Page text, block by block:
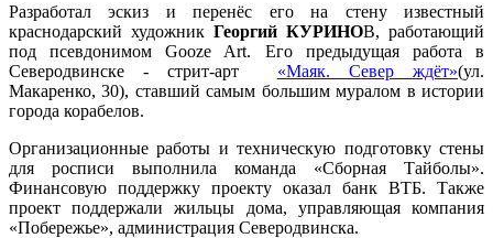
Разработал эскиз и перенёс его на стену известный
краснодарский художник Георгий КУРИНОВ, работающий
под псевдонимом Gooze Art. Его предыдущая работа в
Северодвинске - стрит-арт «Маяк. Север ждёт»(ул.
Макаренко, 30), ставший самым большим муралом в истории
города корабелов.
Организационные работы и техническую подготовку стены
для росписи выполнила команда «Сборная Тайболы».
Финансовую поддержку проекту оказал банк ВТБ. Также
проект поддержали жильцы дома, управляющая компания
«Побережье», администрация Северодвинска.